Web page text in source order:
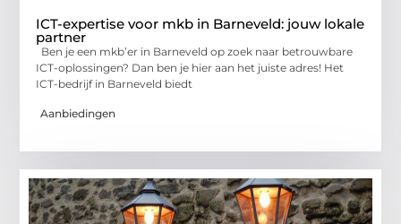
ICT-expertise voor mkb in Barneveld: jouw lokale
partner
Ben je een mkb’er in Barneveld op zoek naar betrouwbare
ICT-oplossingen? Dan ben je hier aan het juiste adres! Het
ICT-bedrijf in Barneveld biedt
Aanbiedingen